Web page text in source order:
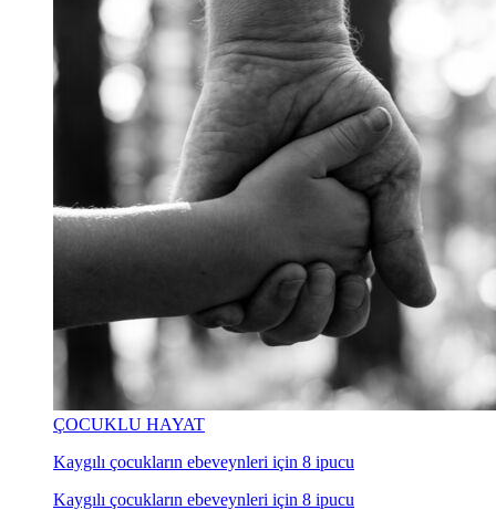
ÇOCUKLU HAYAT
Kaygılı çocukların ebeveynleri için 8 ipucu
Kaygılı çocukların ebeveynleri için 8 ipucu